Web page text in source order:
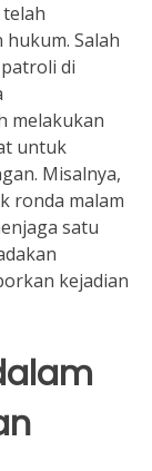
Salah
di
melakukan
untuk
Misalnya,
ronda malam
satu
kejadian